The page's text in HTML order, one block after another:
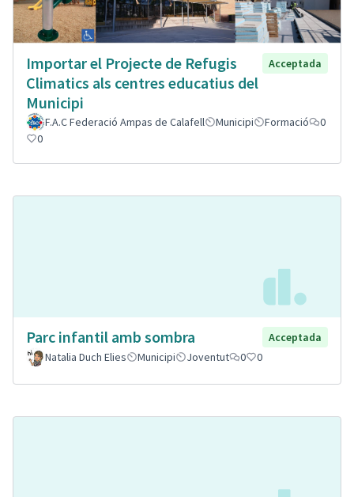
Importar el Projecte de Refugis
Climatics als centres educatius del
Municipi
Acceptada
F.A.C Federació Ampas de Calafell Municipi Formació
0
0
Parc infantil amb sombra
Acceptada
Natalia Duch Elies
Municipi Joventut 0 0